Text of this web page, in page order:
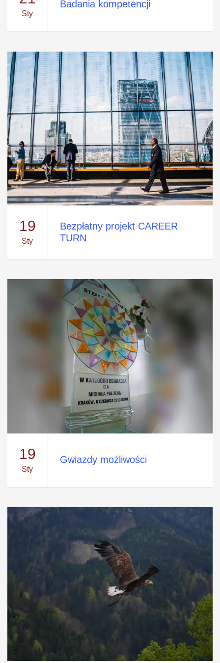
Sty
Badania kompetencji
19
Sty
Bezpłatny projekt CAREER
TURN
19
Sty
Gwiazdy możliwości